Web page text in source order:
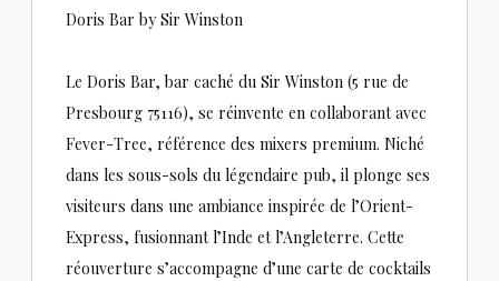
Doris Bar by Sir Winston
Le Doris Bar, bar caché du Sir Winston (5 rue de
Presbourg 75116), se réinvente en collaborant avec
Fever-Tree, référence des mixers premium. Niché
dans les sous-sols du légendaire pub, il plonge ses
visiteurs dans une ambiance inspirée de l’Orient-
Express, fusionnant l’Inde et l’Angleterre. Cette
réouverture s’accompagne d’une carte de cocktails